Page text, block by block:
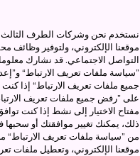
نستخدم نحن وشركات الطرف الثالث
موقعنا الإلكتروني، ولتوفير
التواصل الاجتماعي. قد نشارك
”سياسة ملفات تعريف الارتباط“
جميع ملفات تعريف الارتباط“ إذا
على ”رفض جميع ملفات تعريف
مفتاح الاختيار إلى نشط إذا كنت
من ”سياسة ملفات تعريف الارتباط“
موقعنا الإلكتروني، وتعطيل ملفات